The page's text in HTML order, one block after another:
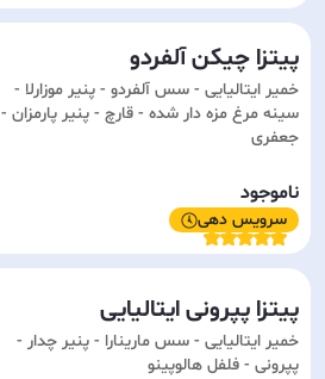
پیتزا چیکن آلفردو
خمیر ایتالیایی - سس آلفردو - پنیر موزارلا -
سینه مرغ مزه دار شده - قارچ - پنیر پارمزان -
جعفری
ناموجود
سرویس دهی
پیتزا پپرونی ایتالیایی
خمیر ایتالیایی - سس مارینارا - پنیر چدار -
پپرونی - فلفل هالوپینو